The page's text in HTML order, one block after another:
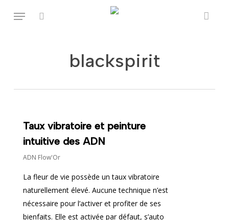
Menu
blackspirit
Taux vibratoire et peinture
intuitive des ADN
ADN Flow'Or
La fleur de vie possède un taux vibratoire
naturellement élevé. Aucune technique n’est
nécessaire pour l’activer et profiter de ses
bienfaits. Elle est activée par défaut, s’auto